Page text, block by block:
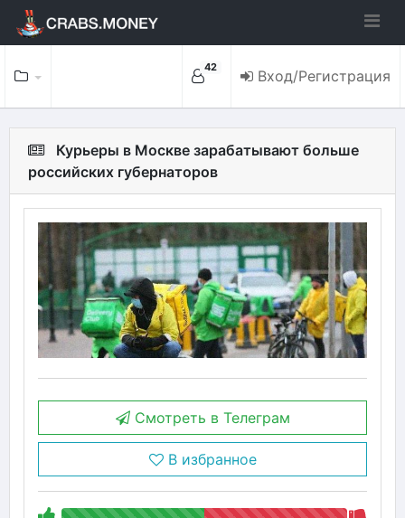
42 Вход/Регистрация
Курьеры в Москве зарабатывают больше
российских губернаторов
Смотреть в Телеграм
В избранное